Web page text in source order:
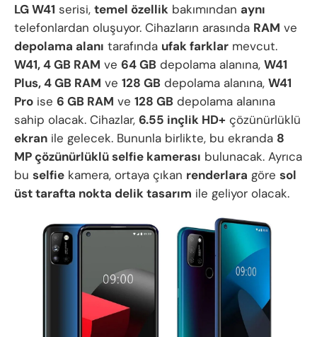
LG W41 serisi, temel özellik bakımından aynı
telefonlardan oluşuyor. Cihazların arasında RAM ve
depolama alanı tarafında ufak farklar mevcut.
W41, 4 GB RAM ve 64 GB depolama alanına, W41
Plus, 4 GB RAM ve 128 GB depolama alanına, W41
Pro ise 6 GB RAM ve 128 GB depolama alanına
sahip olacak. Cihazlar, 6.55 inçlik HD+ çözünürlüklü
ekran ile gelecek. Bununla birlikte, bu ekranda 8
MP çözünürlüklü selfie kamerası bulunacak. Ayrıca
bu selfie kamera, ortaya çıkan renderlara göre sol
üst tarafta nokta delik tasarım ile geliyor olacak.